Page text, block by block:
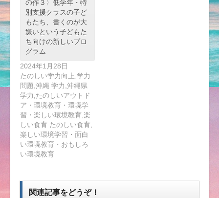
の作３〉低学年・特
別支援クラスの子ど
もたち、書くのが大
嫌いという子どもた
ち向けの新しいプロ
グラム
2024年1月28日
たのしい学力向上,学力
問題,沖縄 学力,沖縄県
学力,たのしいアウトド
ア・環境教育・環境学
習・楽しい環境教育,楽
しい食育 たのしい食育,
楽しい環境学習・面白
い環境教育・おもしろ
い環境教育
関連記事をどうぞ！